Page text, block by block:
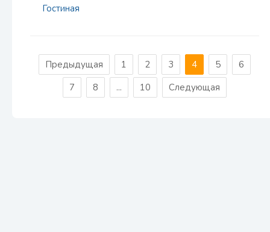
Гостиная
Предыдущая 1 2 3 4 5
6
7
8 ... 10 Следующая